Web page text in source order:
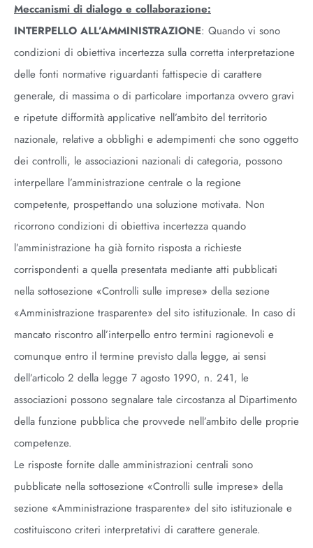
Meccanismi di dialogo e collaborazione:
INTERPELLO ALL’AMMINISTRAZIONE: Quando vi sono
condizioni di obiettiva incertezza sulla corretta interpretazione
delle fonti normative riguardanti fattispecie di carattere
generale, di massima o di particolare importanza ovvero gravi
e ripetute difformità applicative nell’ambito del territorio
nazionale, relative a obblighi e adempimenti che sono oggetto
dei controlli, le associazioni nazionali di categoria, possono
interpellare l’amministrazione centrale o la regione
competente, prospettando una soluzione motivata. Non
ricorrono condizioni di obiettiva incertezza quando
l’amministrazione ha già fornito risposta a richieste
corrispondenti a quella presentata mediante atti pubblicati
nella sottosezione «Controlli sulle imprese» della sezione
«Amministrazione trasparente» del sito istituzionale. In caso di
mancato riscontro all’interpello entro termini ragionevoli e
comunque entro il termine previsto dalla legge, ai sensi
dell’articolo 2 della legge 7 agosto 1990, n. 241, le
associazioni possono segnalare tale circostanza al Dipartimento
della funzione pubblica che provvede nell’ambito delle proprie
competenze.
Le risposte fornite dalle amministrazioni centrali sono
pubblicate nella sottosezione «Controlli sulle imprese» della
sezione «Amministrazione trasparente» del sito istituzionale e
costituiscono criteri interpretativi di carattere generale.